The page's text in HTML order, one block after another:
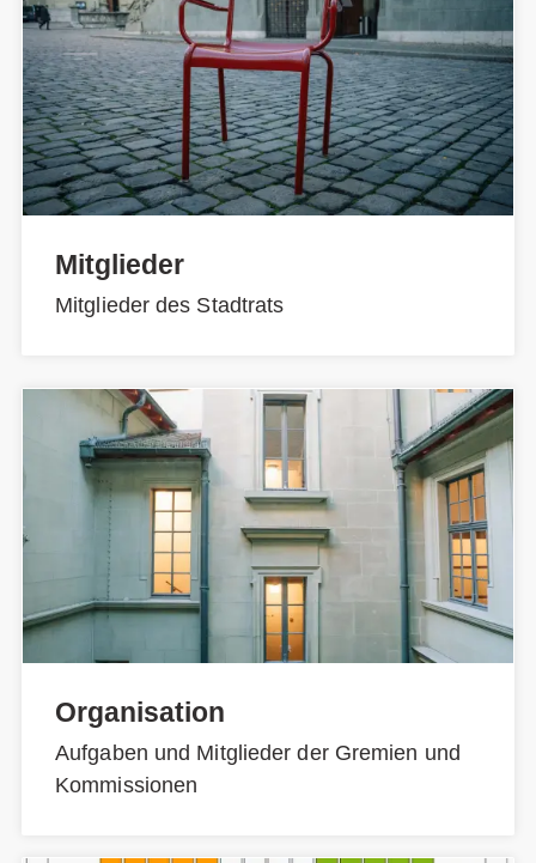
Mitglieder
Mitglieder des Stadtrats
Organisation
Aufgaben und Mitglieder der Gremien und
Kommissionen